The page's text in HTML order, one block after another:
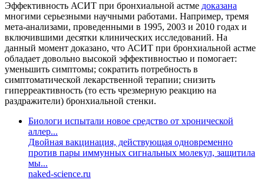
Эффективность АСИТ при бронхиальной астме доказана
многими серьезными научными работами. Например, тремя
мета-анализами, проведенными в 1995, 2003 и 2010 годах и
включившими десятки клинических исследований. На
данный момент доказано, что АСИТ при бронхиальной астме
обладает довольно высокой эффективностью и помогает:
уменьшить симптомы; сократить потребность в
симптоматической лекарственной терапии; снизить
гиперреактивность (то есть чрезмерную реакцию на
раздражители) бронхиальной стенки.
Биологи испытали новое средство от хронической
аллер...
Двойная вакцинация, действующая одновременно
против пары иммунных сигнальных молекул, защитила
мы...
naked-science.ru